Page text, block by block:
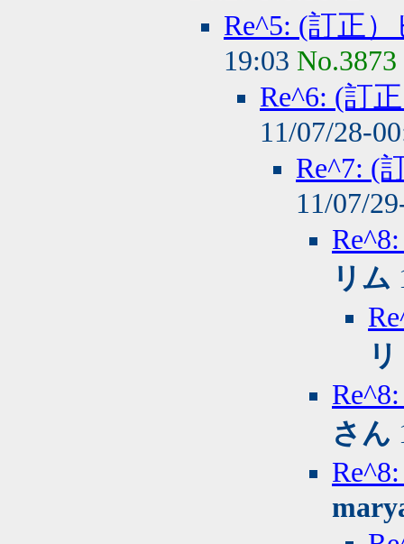
Re^5: (訂正
19:03 No.3873
Re^6: (訂
11/07/28-
Re^7: (
11/07/
リム
リ
さん